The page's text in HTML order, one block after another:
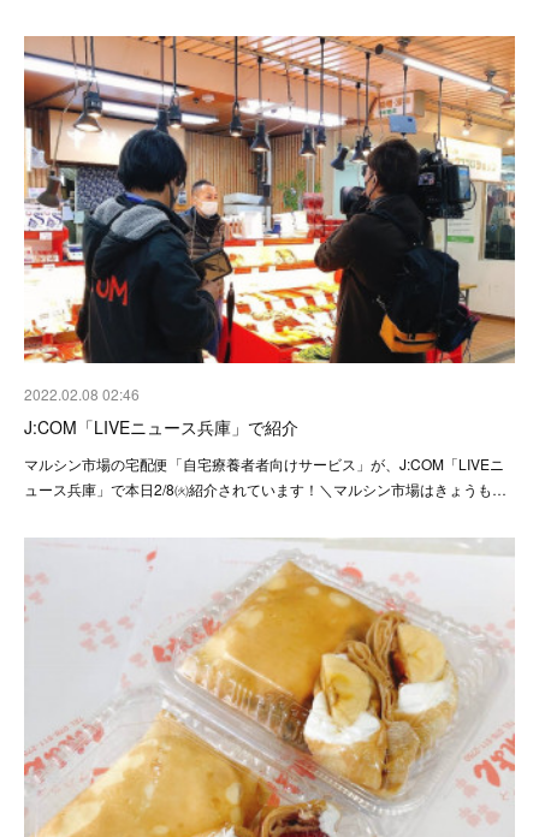
2022.02.08 02:46
J:COM「LIVEニュース兵庫」で紹介
マルシン市場の宅配便「自宅療養者者向けサービス」が、J:COM「LIVEニ
ュース兵庫」で本日2/8㈫紹介されています！＼マルシン市場はきょうも…